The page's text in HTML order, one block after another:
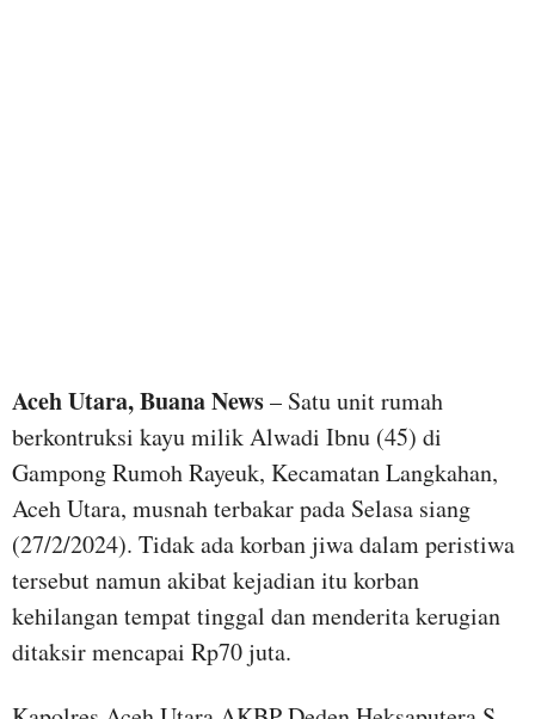
Aceh Utara, Buana News– Satu unit rumah
berkontruksi kayu milik Alwadi Ibnu (45) di
Gampong Rumoh Rayeuk, Kecamatan Langkahan,
Aceh Utara, musnah terbakar pada Selasa siang
(27/2/2024). Tidak ada korban jiwa dalam peristiwa
tersebut namun akibat kejadian itu korban
kehilangan tempat tinggal dan menderita kerugian
ditaksir mencapai Rp70 juta.